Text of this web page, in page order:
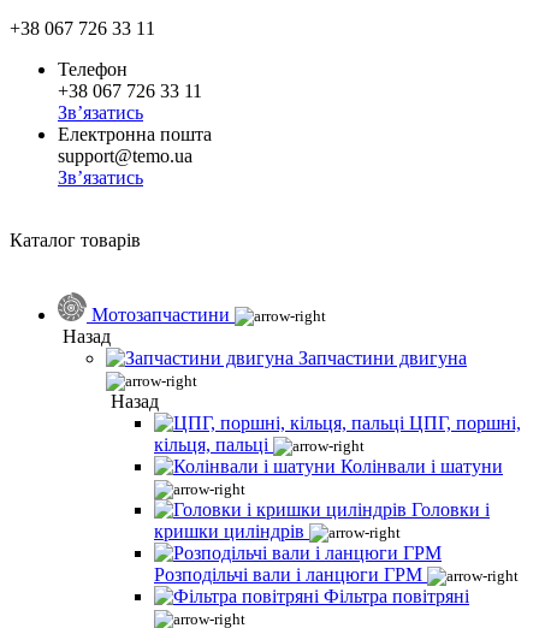
+38 067 726 33 11
Телефон
+38 067 726 33 11
Зв’язатись
Електронна пошта
support@temo.ua
Зв’язатись
Каталог товарів
Мотозапчастини
Назад
Запчастини двигуна
Назад
ЦПГ, поршні,
кільця, пальці
Колінвали і шатуни
Головки і
кришки циліндрів
Розподільчі вали і ланцюги ГРМ
Фільтра повітряні